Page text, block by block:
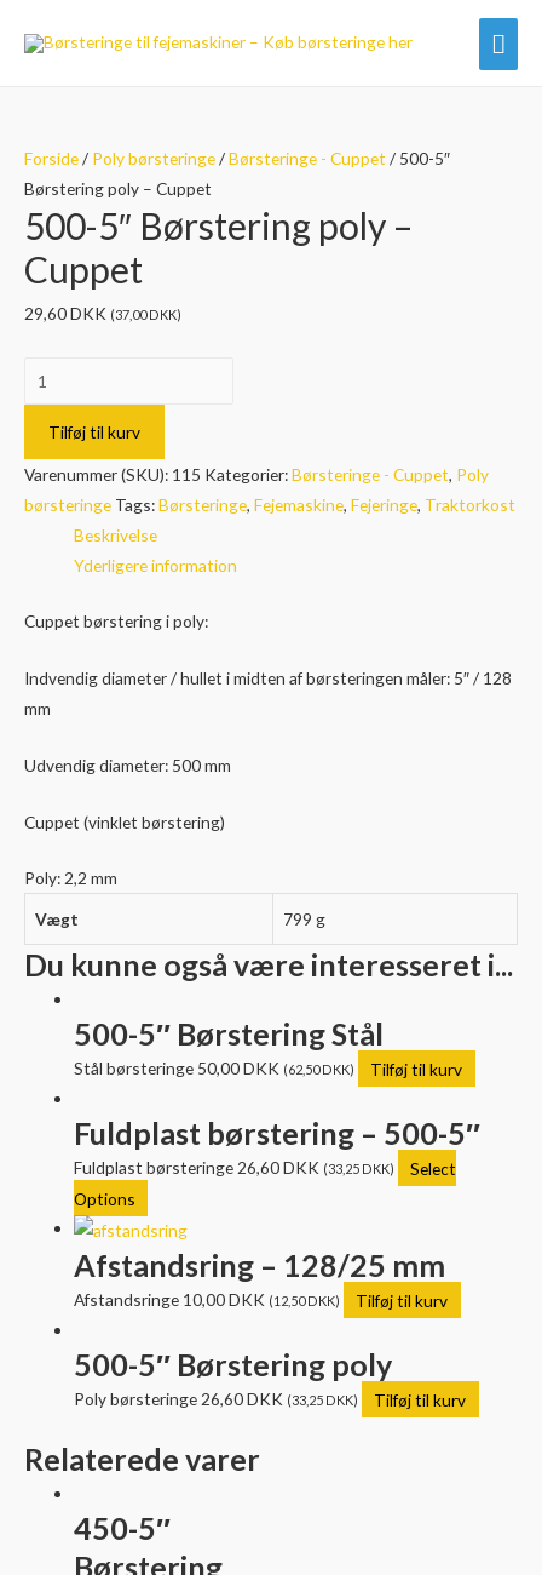
Forside/ Poly børsteringe/Børsteringe - Cuppet / 500-5″
Børstering poly – Cuppet
500-5″ Børstering poly –
Cuppet
29,60DKK (37,00DKK)
500-
5"
Børstering
poly
Tilføj til kurv
Varenummer (SKU): 115 Kategorier:Børsteringe - Cuppet, Poly
børsteringe Tags:Børsteringe, Fejemaskine, Fejeringe, Traktorkost
Beskrivelse
Yderligere information
Cuppet børstering i poly:
Indvendig diameter / hullet i midten af børsteringen måler: 5″ / 128
mm
Udvendig diameter: 500 mm
Cuppet (vinklet børstering)
Poly: 2,2 mm
Vægt
799 g
Du kunne også være interesseret i...
500-5″ Børstering Stål
Stål børsteringe 50,00DKK (62,50DKK) Tilføj til kurv
Fuldplast børstering – 500-5″
Fuldplast børsteringe 26,60DKK (33,25 DKK)
Select
Options
Afstandsring – 128/25 mm
Afstandsringe 10,00DKK (12,50DKK) Tilføj til kurv
500-5″ Børstering poly
Poly børsteringe26,60DKK (33,25 DKK) Tilføj til kurv
Relaterede varer
450-5″
Børstering